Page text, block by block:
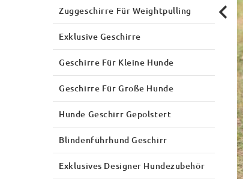
Zuggeschirre Für Weightpulling
Exklusive Geschirre
Geschirre Für Kleine Hunde
Geschirre Für Große Hunde
Hunde Geschirr Gepolstert
Blindenführhund Geschirr
Exklusives Designer Hundezubehör